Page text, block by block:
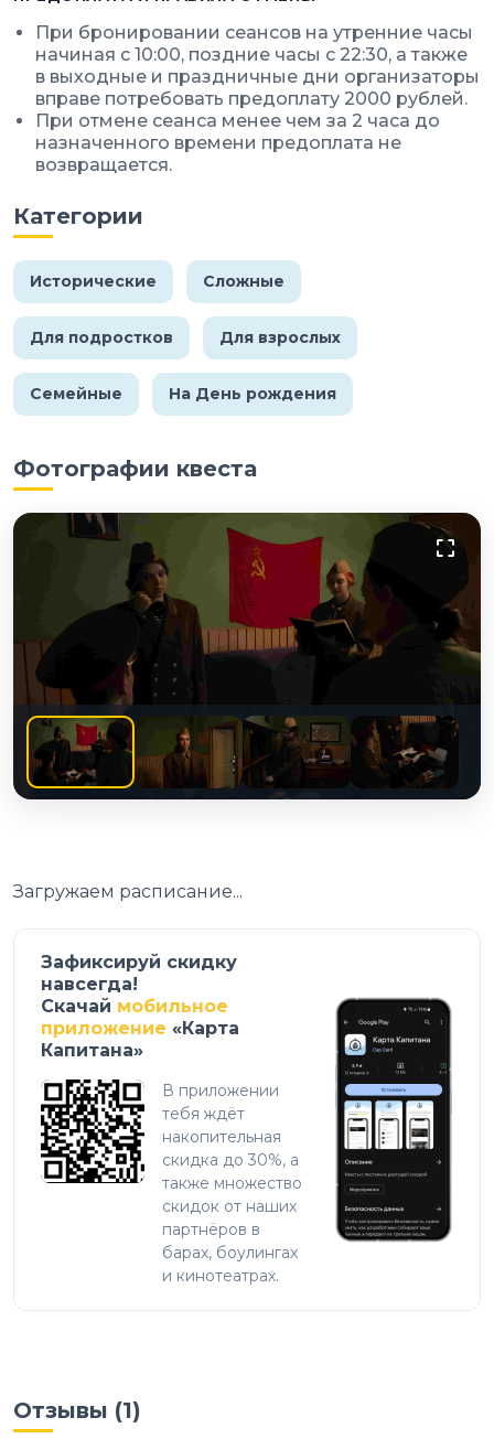
При бронировании сеансов на утренние часы
начиная с 10:00, поздние часы с 22:30, а также
в выходные и праздничные дни организаторы
вправе потребовать предоплату 2000 рублей.
При отмене сеанса менее чем за 2 часа до
назначенного времени предоплата не
возвращается.
Категории
Исторические Сложные
Для подростков Для взрослых
Семейные На День рождения
Фотографии квеста
Загружаем расписание...
Зафиксируй скидку
навсегда!
Скачай мобильное
приложение «Карта
Капитана»
В приложении
тебя ждёт
накопительная
скидка до 30%, а
также множество
скидок от наших
партнёров в
барах, боулингах
и кинотеатрах.
Отзывы (1)